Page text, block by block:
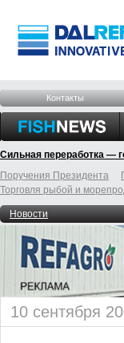
Контакты
Сильная переработка —
Поручения Президента
Торговля рыбой и
Новости
10 сентября